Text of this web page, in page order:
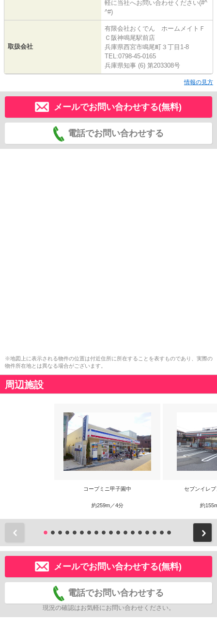
軽に当社へお問い合わせください(#^
^#)
取扱会社
有限会社おくでん ホームメイトＦ
Ｃ阪神鳴尾駅前店
兵庫県西宮市鳴尾町３丁目1-8
TEL:0798-45-0165
兵庫県知事 (6) 第203308号
情報の見方
メールでお問い合わせする(無料)
電話でお問い合わせする
※地図上に表示される物件の位置は付近住所に所在することを表すものであり、実際の
物件所在地とは異なる場合がございます。
周辺施設
コープミニ甲子園中
約259m／4分
セブンイレ
約
メールでお問い合わせする(無料)
電話でお問い合わせする
現況の確認はお気軽にお問い合わせください。